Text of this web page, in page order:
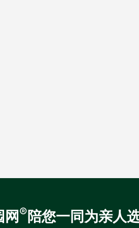
®陪您一同为亲人